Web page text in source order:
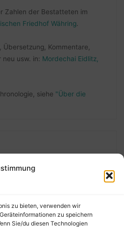
zu bieten, verwenden wir
zu speichern
Sie/du diesen Technologien
Zahlen der Bestatteten im
Friedhof Währing
Kommentare,
neu usw. in: Mordechai Eidlitz,
siehe "Über die